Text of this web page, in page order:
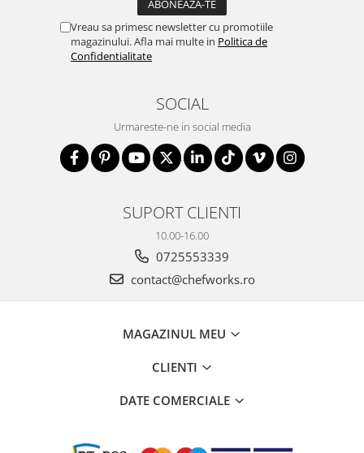
Vreau sa primesc newsletter cu promotiile
magazinului. Afla mai multe in Politica de
Confidentialitate
SOCIAL
Urmareste-ne in social media
SUPORT CLIENTI
10.00-16.00
0725553339
contact@chefworks.ro
MAGAZINUL MEU
CLIENTI
DATE COMERCIALE